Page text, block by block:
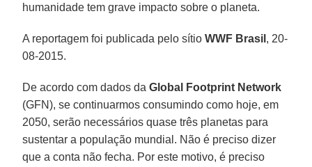
humanidade tem grave impacto sobre o planeta.
A reportagem foi publicada pelo sítioWWF Brasil , 20-
08-2015.
De acordo com dados daGlobal Footprint Network
(GFN), se continuarmos consumindo como hoje, em
2050, serão necessários quase três planetas para
sustentar a população mundial. Não é preciso dizer
que a conta não fecha. Por este motivo, é preciso